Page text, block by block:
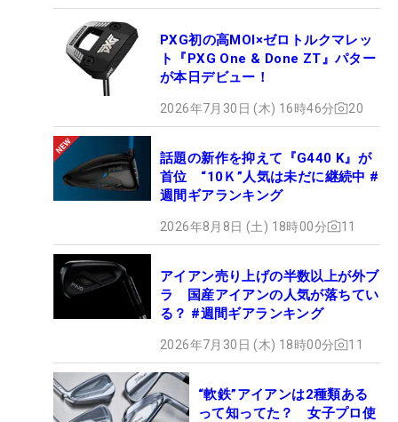
PXG初の高MOI×ゼロトルクマレッ
ト『PXG One & Done ZT』パター
が本日デビュー！
2026年7月30日 (木) 16時46分 20
話題の新作を抑えて『G440 K』が
首位 “10Ｋ”人気は未だに継続中 #
週間ギアランキング
2026年8月8日 (土) 18時00分 11
アイアン売り上げの半数以上が外ブ
ラ 国産アイアンの人気が落ちてい
る？ #週間ギアランキング
2026年7月30日 (木) 18時00分 11
“軟鉄”アイアンは2種類ある
って知ってた？ 女子プロ使